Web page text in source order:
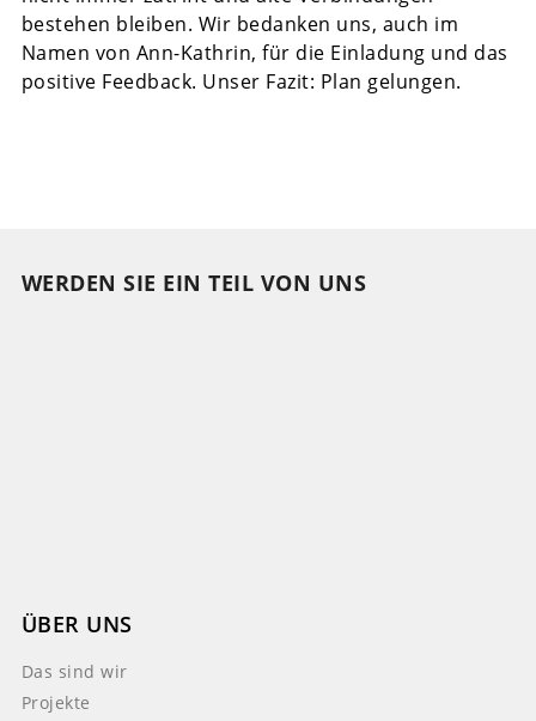
bestehen bleiben. Wir bedanken uns, auch im
Namen von Ann-Kathrin, für die Einladung und das
positive Feedback. Unser Fazit: Plan gelungen.
WERDEN SIE EIN TEIL VON UNS
ÜBER UNS
Das sind wir
Projekte